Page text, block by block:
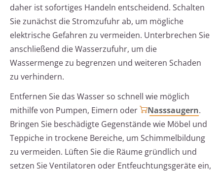
daher ist sofortiges Handeln entscheidend. Schalten
Sie zunächst die Stromzufuhr ab, um mögliche
elektrische Gefahren zu vermeiden. Unterbrechen Sie
anschließend die Wasserzufuhr, um die
Wassermenge zu begrenzen und weiteren Schaden
zu verhindern.
Entfernen Sie das Wasser so schnell wie möglich
mithilfe von Pumpen, Eimern oder
Nasssaugern.
Bringen Sie beschädigte Gegenstände wie Möbel und
Teppiche in trockene Bereiche, um Schimmelbildung
zu vermeiden. Lüften Sie die Räume gründlich und
setzen Sie Ventilatoren oder Entfeuchtungsgeräte ein,